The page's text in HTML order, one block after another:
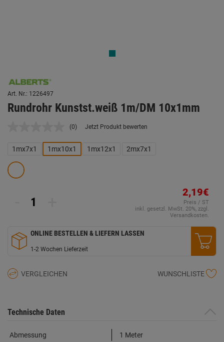
Art. Nr.: 1226497
Rundrohr Kunstst.weiß 1m/DM 10x1mm
Kein
Link
auf
(0) Jetzt Produkt bewerten
1mx7x1 1mx10x1 1mx12x1 2mx7x1
2,19€
Preis / ST
inkl. gesetzl. MwSt. 20%, zzgl.
Versandkosten.
ONLINE BESTELLEN & LIEFERN LASSEN
1-2 Wochen Lieferzeit
VERGLEICHEN WUNSCHLISTE
Technische Daten
Abmessung 1 Meter